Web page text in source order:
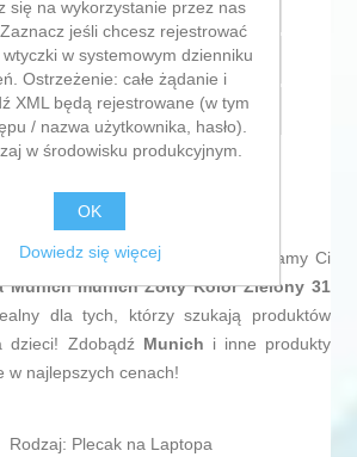
listy życzeń
listy porównywania
to co najlepsze, dlatego przedstawiamy Ci
Munich munich Żółty Kolor Zielony 31
dla tych, którzy szukają produktów
dzieci! Zdobądź Munich i inne produkty
w najlepszych cenach!
Rodzaj: Plecak na Laptopa
się na wykorzystanie przez nas
jeśli chcesz rejestrować
w systemowym dzienniku
Ostrzeżenie: całe żądanie i
XML będą rejestrowane (w tym
/ nazwa użytkownika, hasło).
w środowisku produkcyjnym.
OK
Dowiedz się więcej